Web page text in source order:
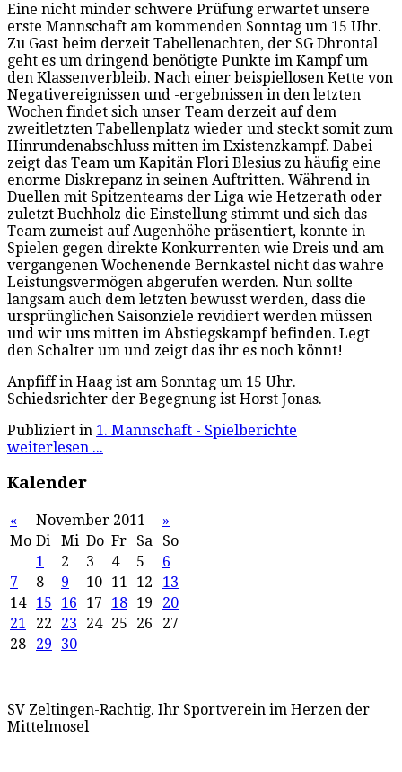
Eine nicht minder schwere Prüfung erwartet unsere
erste Mannschaft am kommenden Sonntag um 15 Uhr.
Zu Gast beim derzeit Tabellenachten, der SG Dhrontal
geht es um dringend benötigte Punkte im Kampf um
den Klassenverbleib. Nach einer beispiellosen Kette von
Negativereignissen und -ergebnissen in den letzten
Wochen findet sich unser Team derzeit auf dem
zweitletzten Tabellenplatz wieder und steckt somit zum
Hinrundenabschluss mitten im Existenzkampf. Dabei
zeigt das Team um Kapitän Flori Blesius zu häufig eine
enorme Diskrepanz in seinen Auftritten. Während in
Duellen mit Spitzenteams der Liga wie Hetzerath oder
zuletzt Buchholz die Einstellung stimmt und sich das
Team zumeist auf Augenhöhe präsentiert, konnte in
Spielen gegen direkte Konkurrenten wie Dreis und am
vergangenen Wochenende Bernkastel nicht das wahre
Leistungsvermögen abgerufen werden. Nun sollte
langsam auch dem letzten bewusst werden, dass die
ursprünglichen Saisonziele revidiert werden müssen
und wir uns mitten im Abstiegskampf befinden. Legt
den Schalter um und zeigt das ihr es noch könnt!
Anpfiff in Haag ist am Sonntag um 15 Uhr.
Schiedsrichter der Begegnung ist Horst Jonas.
Publiziert in 1. Mannschaft - Spielberichte
weiterlesen ...
Kalender
« November 2011
»
Mo Di Mi Do Fr Sa
So
1
2 3 4 5
6
7
8 9 10 11 12
13
14
15 16 17 18 19
20
21
22 23 24 25 26
27
28
29 30
SV Zeltingen-Rachtig. Ihr Sportverein im Herzen der
Mittelmosel